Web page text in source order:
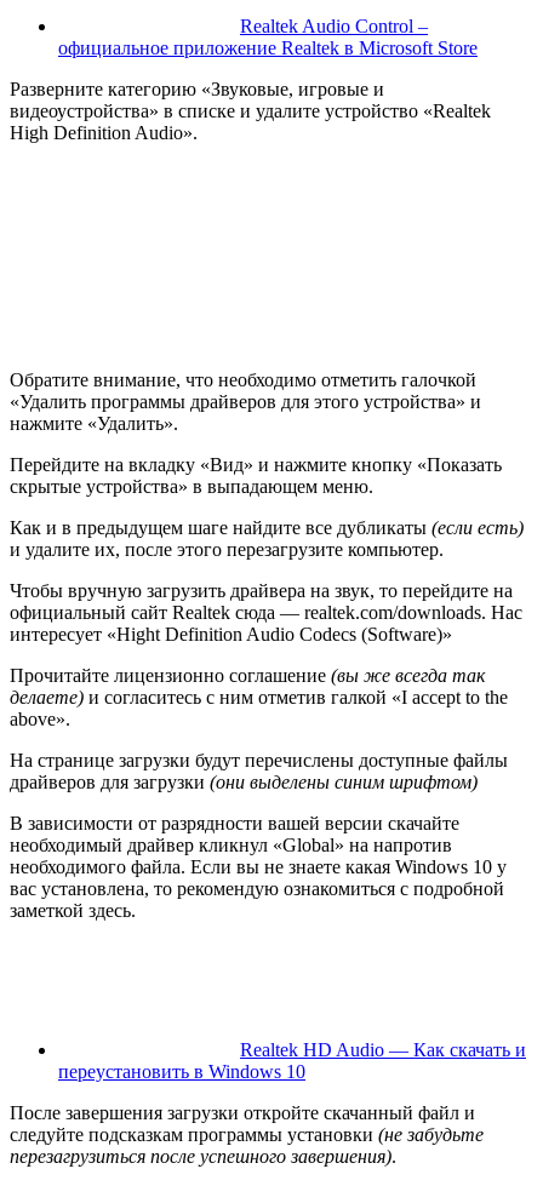
Realtek Audio Control –
официальное приложение Realtek в Microsoft Store
Разверните категорию «Звуковые, игровые и
видеоустройства» в списке и удалите устройство «Realtek
High Definition Audio».
Обратите внимание, что необходимо отметить галочкой
«Удалить программы драйверов для этого устройства» и
нажмите «Удалить».
Перейдите на вкладку «Вид» и нажмите кнопку «Показать
скрытые устройства» в выпадающем меню.
Как и в предыдущем шаге найдите все дубликаты (если есть)
и удалите их, после этого перезагрузите компьютер.
Чтобы вручную загрузить драйвера на звук, то перейдите на
официальный сайт Realtek сюда — realtek.com/downloads. Нас
интересует «Hight Definition Audio Codecs (Software)»
Прочитайте лицензионно соглашение (вы же всегда так
делаете) и согласитесь с ним отметив галкой «I accept to the
above».
На странице загрузки будут перечислены доступные файлы
драйверов для загрузки (они выделены синим шрифтом)
В зависимости от разрядности вашей версии скачайте
необходимый драйвер кликнул «Global» на напротив
необходимого файла. Если вы не знаете какая Windows 10 у
вас установлена, то рекомендую ознакомиться с подробной
заметкой здесь.
Realtek HD Audio — Как скачать и
переустановить в Windows 10
После завершения загрузки откройте скачанный файл и
следуйте подсказкам программы установки (не забудьте
перезагрузиться после успешного завершения).